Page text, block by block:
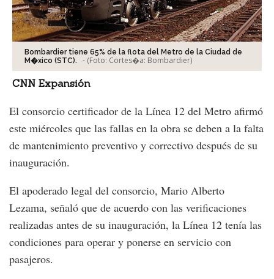
Bombardier tiene 65% de la flota del Metro de la Ciudad de
M�xico (STC).
- (Foto: Cortes�a: Bombardier)
CNN Expansión
El consorcio certificador de la Línea 12 del Metro afirmó
este miércoles que las fallas en la obra se deben a la falta
de mantenimiento preventivo y correctivo después de su
inauguración.
El apoderado legal del consorcio, Mario Alberto
Lezama, señaló que de acuerdo con las verificaciones
realizadas antes de su inauguración, la Línea 12 tenía las
condiciones para operar y ponerse en servicio con
pasajeros.